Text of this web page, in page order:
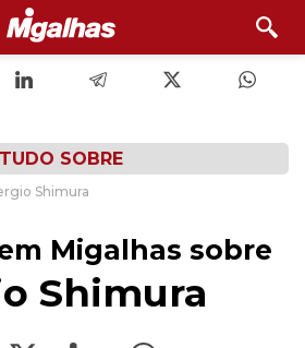
TUDO SOBRE
Shimura
Migalhas sobre
Shimura